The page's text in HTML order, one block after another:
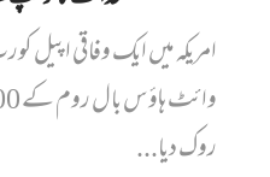
امریکہ میں ایک وفاقی
روک دیا...